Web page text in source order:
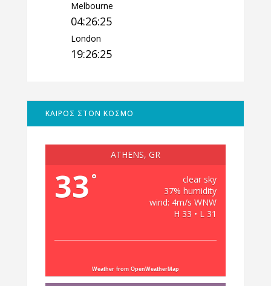
Melbourne
04:26:26
London
19:26:26
ΚΑΙΡΟΣ ΣΤΟΝ ΚΟΣΜΟ
ATHENS, GR
33 °
clear sky
37% humidity
wind: 4m/s WNW
H 33 • L 31
Weather from OpenWeatherMap